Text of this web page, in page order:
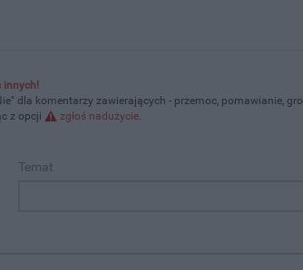
innych!
dla komentarzy zawierających - przemoc, pomawianie,
z opcji
zgłoś nadużycie.
Temat